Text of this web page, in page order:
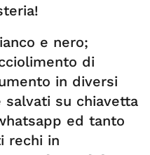
e nero;
di
in diversi
su chiavetta
ed tanto
rechi in